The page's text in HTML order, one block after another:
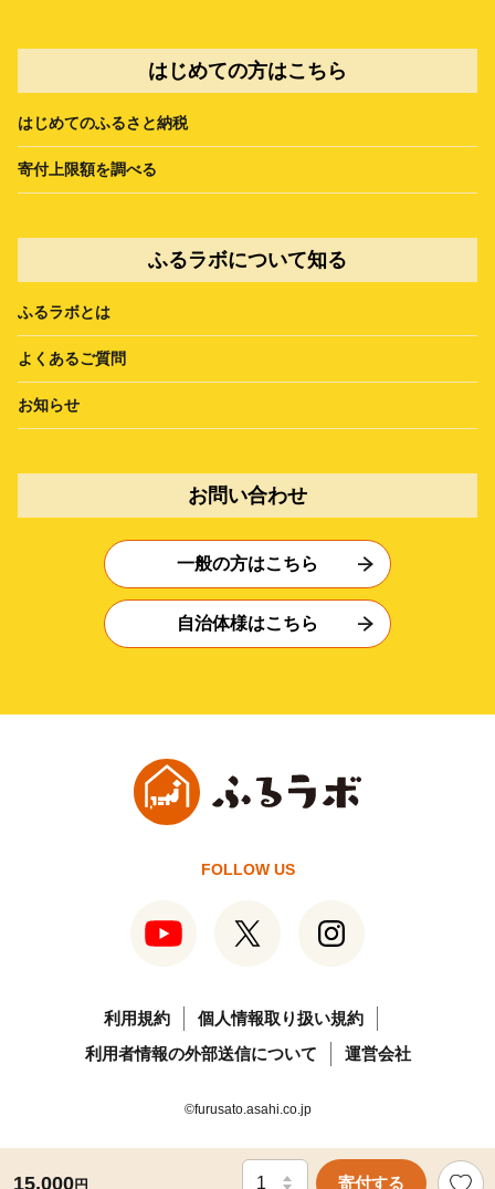
15,000円 寄付する
はじめての方はこちら
はじめてのふるさと納税
寄付上限額を調べる
ふるラボについて知る
ふるラボとは
よくあるご質問
お知らせ
お問い合わせ
一般の方はこちら
自治体様はこちら
FOLLOW US
利用規約
個人情報取り扱い規約
利用者情報の外部送信について
運営会社
©furusato.asahi.co.jp